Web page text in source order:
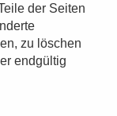
der Seiten
zu löschen
endgültig